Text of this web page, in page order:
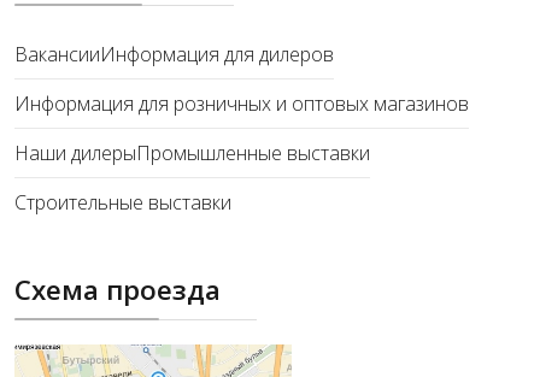
ВакансииИнформация для дилеров
Информация для розничных и оптовых магазинов
Наши дилерыПромышленные выставки
Строительные выставки
Схема проезда